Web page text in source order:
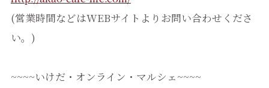
(営業時間などはWEBサイトよりお問い合わせくださ
い。)
~~~~いけだ・オンライン・マルシェ~~~~